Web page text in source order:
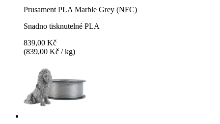
Prusament PLA Marble Grey (NFC)
Snadno tisknutelné PLA
839,00 Kč
(839,00 Kč / kg)